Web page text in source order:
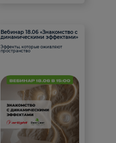
Вебинар 18.06 «Знакомство с
динамическими эффектами»
Эффекты, которые оживляют
пространство